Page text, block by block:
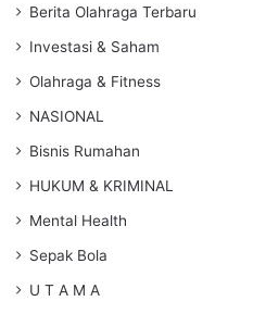
Berita Olahraga Terbaru
Investasi & Saham
Olahraga & Fitness
NASIONAL
Bisnis Rumahan
HUKUM & KRIMINAL
Mental Health
Sepak Bola
U T A M A